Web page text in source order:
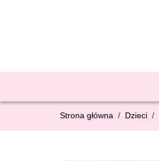
Strona główna / Dzieci /